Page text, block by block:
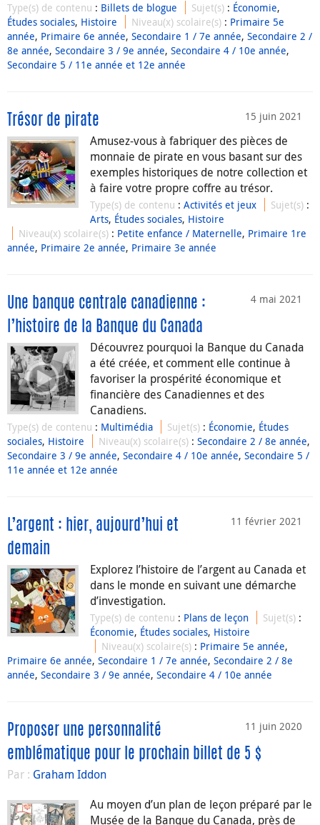
Type(s) de contenu : Billets de blogue Sujet(s) : Économie,
Études sociales, Histoire Niveau(x) scolaire(s) : Primaire 5e
année, Primaire 6e année, Secondaire 1 / 7e année, Secondaire 2 /
8e année, Secondaire 3 / 9e année, Secondaire 4 / 10e année,
Secondaire 5 / 11e année et 12e année
15 juin 2021
Trésor de pirate
Amusez-vous à fabriquer des pièces de
monnaie de pirate en vous basant sur des
exemples historiques de notre collection et
à faire votre propre coffre au trésor.
Type(s) de contenu : Activités et jeux Sujet(s) :
Arts, Études sociales, Histoire
Niveau(x) scolaire(s) : Petite enfance / Maternelle, Primaire 1re
année, Primaire 2e année, Primaire 3e année
4 mai 2021
Une banque centrale canadienne :
l’histoire de la Banque du Canada
Découvrez pourquoi la Banque du Canada
a été créée, et comment elle continue à
favoriser la prospérité économique et
financière des Canadiennes et des
Canadiens.
Type(s) de contenu : Multimédia Sujet(s) : Économie, Études
sociales, Histoire Niveau(x) scolaire(s) :Secondaire 2 / 8e année,
Secondaire 3 / 9e année, Secondaire 4 / 10e année, Secondaire 5 /
11e année et 12e année
11 février 2021
L’argent : hier, aujourd’hui et
demain
Explorez l’histoire de l’argent au Canada et
dans le monde en suivant une démarche
d’investigation.
Type(s) de contenu : Plans de leçon Sujet(s) :
Économie, Études sociales, Histoire
Niveau(x) scolaire(s) : Primaire 5e année,
Primaire 6e année, Secondaire 1 / 7e année, Secondaire 2 / 8e
année, Secondaire 3 / 9e année, Secondaire 4 / 10e année
11 juin 2020
Proposer une personnalité
emblématique pour le prochain billet de 5 $
Par : Graham Iddon
Au moyen d’un plan de leçon préparé par le
Musée de la Banque du Canada, près de